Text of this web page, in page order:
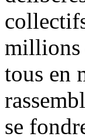
millions
tous en
se